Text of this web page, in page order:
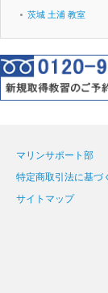
茨城 土浦 教室
マリンサポート部
特定商取引法に基づ
サイトマップ